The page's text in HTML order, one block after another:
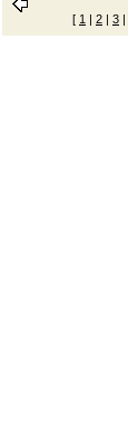
[ 1 | 2 | 3 |